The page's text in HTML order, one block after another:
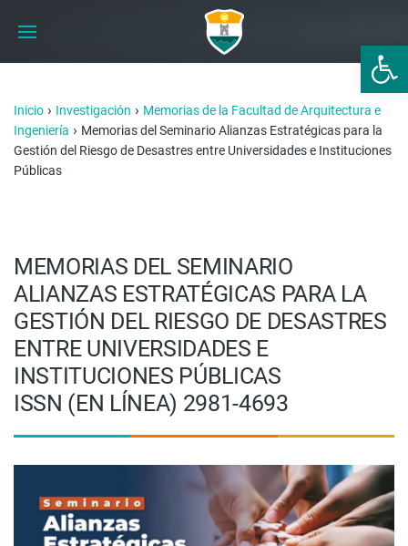
Abrir
Inicio › Investigación › Memorias de la Facultad de Arquitectura e
Ingeniería › Memorias del Seminario Alianzas Estratégicas para la
Gestión del Riesgo de Desastres entre Universidades e Instituciones
Públicas
MEMORIAS DEL SEMINARIO
ALIANZAS ESTRATÉGICAS PARA LA
GESTIÓN DEL RIESGO DE DESASTRES
ENTRE UNIVERSIDADES E
INSTITUCIONES PÚBLICAS
ISSN (EN LÍNEA) 2981-4693